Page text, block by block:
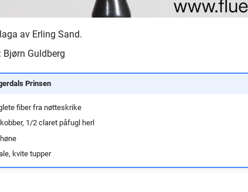
av Erling Sand.
Bjørn Guldberg
Prinsen
fiber fra nøtteskrike
1/2 claret påfugl herl
kvite tupper